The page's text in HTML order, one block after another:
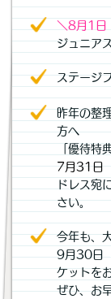
＼8月1日
ジュニア
ステージ
昨年の整
方へ
「優待特
7月31日
ドレス宛
さい。
今年も、
9月30日
ケットを
ぜひ、お